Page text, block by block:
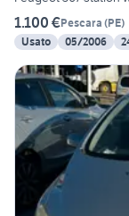
1.100 €Pescara (PE)
Usato
05/2006